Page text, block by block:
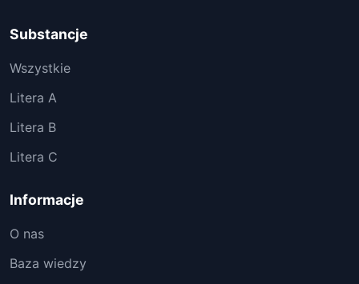
Substancje
Wszystkie
Litera A
Litera B
Litera C
Informacje
O nas
Baza wiedzy